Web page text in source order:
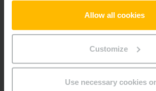
Allow all cookies
Customize
Use necessary cookies
Rok 2019
1000 mm
650 kg